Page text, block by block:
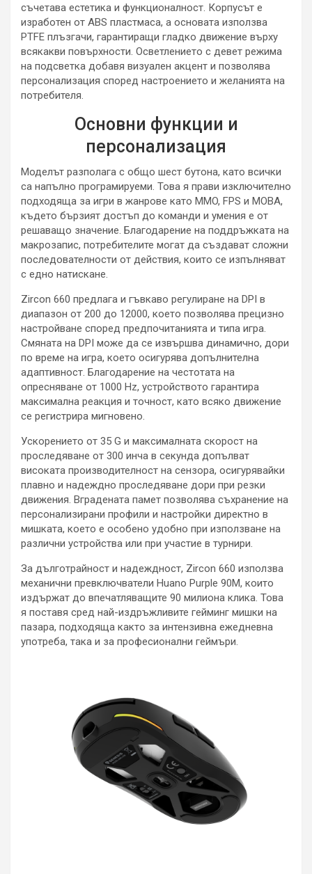
съчетава естетика и функционалност. Корпусът е
изработен от ABS пластмаса, а основата използва
PTFE плъзгачи, гарантиращи гладко движение върху
всякакви повърхности. Осветлението с девет режима
на подсветка добавя визуален акцент и позволява
персонализация според настроението и желанията на
потребителя.
Основни функции и
персонализация
Моделът разполага с общо шест бутона, като всички
са напълно програмируеми. Това я прави изключително
подходяща за игри в жанрове като MMO, FPS и MOBA,
където бързият достъп до команди и умения е от
решаващо значение. Благодарение на поддръжката на
макрозапис, потребителите могат да създават сложни
последователности от действия, които се изпълняват
с едно натискане.
Zircon 660 предлага и гъвкаво регулиране на DPI в
диапазон от 200 до 12000, което позволява прецизно
настройване според предпочитанията и типа игра.
Смяната на DPI може да се извършва динамично, дори
по време на игра, което осигурява допълнителна
адаптивност. Благодарение на честотата на
опресняване от 1000 Hz, устройството гарантира
максимална реакция и точност, като всяко движение
се регистрира мигновено.
Ускорението от 35 G и максималната скорост на
проследяване от 300 инча в секунда допълват
високата производителност на сензора, осигурявайки
плавно и надеждно проследяване дори при резки
движения. Вградената памет позволява съхранение на
персонализирани профили и настройки директно в
мишката, което е особено удобно при използване на
различни устройства или при участие в турнири.
За дълготрайност и надеждност, Zircon 660 използва
механични превключватели Huano Purple 90M, които
издържат до впечатляващите 90 милиона клика. Това
я поставя сред най-издръжливите гейминг мишки на
пазара, подходяща както за интензивна ежедневна
употреба, така и за професионални геймъри.